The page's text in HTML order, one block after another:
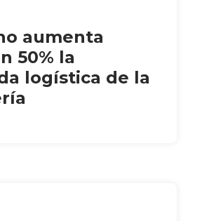
aumenta
50% la
logística de la